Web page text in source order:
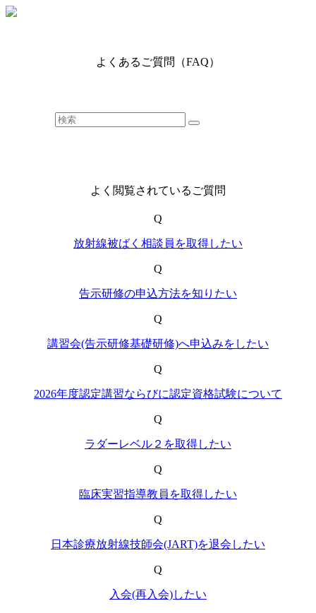
よくあるご質問（FAQ）
よく閲覧されているご質問
Q
放射線被ばく相談員を取得したい
Q
告示研修の申込方法を知りたい
Q
講習会(告示研修基礎研修)へ申込みをしたい
Q
2026年度認定講習ならびに認定資格試験について
Q
ラダーレベル２を取得したい
Q
臨床実習指導教員を取得したい
Q
日本診療放射線技師会(JART)を退会したい
Q
入会(再入会)したい